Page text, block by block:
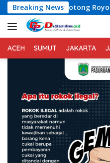
Langsung
ke
konten
Breaking News
Royong dalam Gerakan
ACEH SUMUT JAKARTA